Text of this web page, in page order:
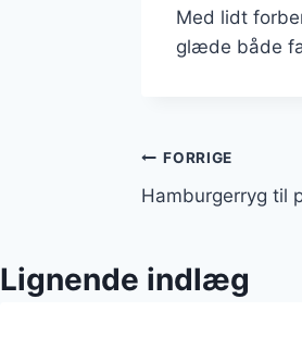
Med lidt
glæde både
FORRIGE
Hamburgerryg til
Lignende indlæg